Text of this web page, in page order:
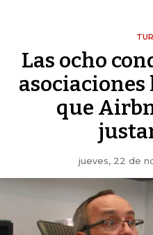
Las ocho
que
jueves, 22 de